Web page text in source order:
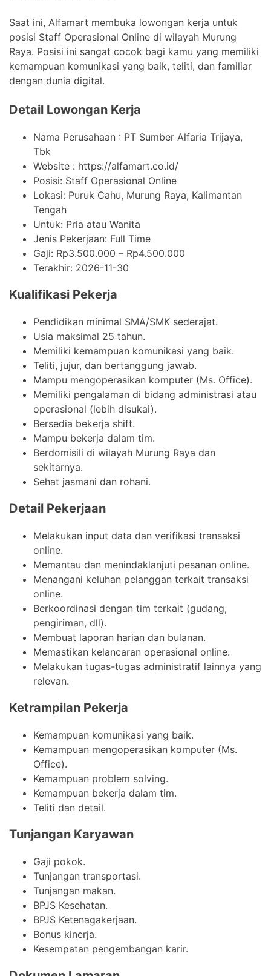
Saat ini, Alfamart membuka lowongan kerja untuk
posisi Staff Operasional Online di wilayah Murung
Raya. Posisi ini sangat cocok bagi kamu yang memiliki
kemampuan komunikasi yang baik, teliti, dan familiar
dengan dunia digital.
Detail Lowongan Kerja
Nama Perusahaan : PT Sumber Alfaria Trijaya,
Tbk
Website : https://alfamart.co.id/
Posisi: Staff Operasional Online
Lokasi: Puruk Cahu, Murung Raya, Kalimantan
Tengah
Untuk: Pria atau Wanita
Jenis Pekerjaan: Full Time
Gaji: Rp3.500.000 – Rp4.500.000
Terakhir: 2026-11-30
Kualifikasi Pekerja
Pendidikan minimal SMA/SMK sederajat.
Usia maksimal 25 tahun.
Memiliki kemampuan komunikasi yang baik.
Teliti, jujur, dan bertanggung jawab.
Mampu mengoperasikan komputer (Ms. Office).
Memiliki pengalaman di bidang administrasi atau
operasional (lebih disukai).
Bersedia bekerja shift.
Mampu bekerja dalam tim.
Berdomisili di wilayah Murung Raya dan
sekitarnya.
Sehat jasmani dan rohani.
Detail Pekerjaan
Melakukan input data dan verifikasi transaksi
online.
Memantau dan menindaklanjuti pesanan online.
Menangani keluhan pelanggan terkait transaksi
online.
Berkoordinasi dengan tim terkait (gudang,
pengiriman, dll).
Membuat laporan harian dan bulanan.
Memastikan kelancaran operasional online.
Melakukan tugas-tugas administratif lainnya yang
relevan.
Ketrampilan Pekerja
Kemampuan komunikasi yang baik.
Kemampuan mengoperasikan komputer (Ms.
Office).
Kemampuan problem solving.
Kemampuan bekerja dalam tim.
Teliti dan detail.
Tunjangan Karyawan
Gaji pokok.
Tunjangan transportasi.
Tunjangan makan.
BPJS Kesehatan.
BPJS Ketenagakerjaan.
Bonus kinerja.
Kesempatan pengembangan karir.